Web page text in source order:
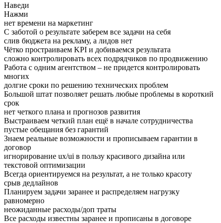
Наведи
Нажми
нет времени на маркетинг
С заботой о результате заберем все задачи на себя
слив бюджета на рекламу, а лидов нет
Чётко простраиваем KPI и добиваемся результата
сложно контролировать всех подрядчиков по продвижению
Работа с одним агентством – не придется контролировать
многих
долгие сроки по решению технических проблем
Большой штат позволяет решать любые проблемы в короткий
срок
нет четкого плана и прогнозов развития
Выстраиваем четкий план ещё в начале сотрудничества
пустые обещания без гарантий
Знаем реальные возможности и прописываем гарантии в
договор
игнорирование ux/ui в пользу красивого дизайна или
текстовой оптимизации
Всегда ориентируемся на результат, а не только красоту
срыв дедлайнов
Планируем задачи заранее и распределяем нагрузку
равномерно
неожиданные расходы/доп траты
Все расходы известны заранее и прописаны в договоре